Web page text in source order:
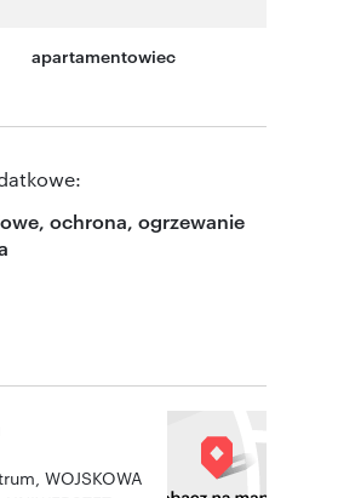
apartamentowiec
ochrona, ogrzewanie
WOJSKOWA